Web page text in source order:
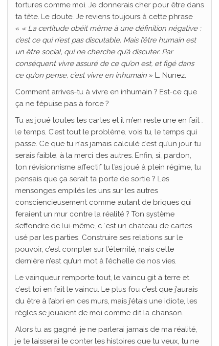
tortures comme moi. Je donnerais cher pour être dans
ta tête. Le doute. Je reviens toujours à cette phrase
« « La certitude obéit même à une définition négative :
c’est ce qui n’est pas discutable. Mais l’être humain est
un être social, qui ne cherche qu’à discuter. Par
conséquent vivre assuré de ce qu’on est, et figé dans
ce qu’on pense, c’est vivre en inhumain » L. Nunez.
Comment arrives-tu à vivre en inhumain ? Est-ce que
ça ne t’épuise pas à force ?
Tu as joué toutes tes cartes et il m’en reste une en fait :
le temps. C’est tout le problème, vois tu, le temps qui
passe. Ce que tu n’as jamais calculé c’est qu’un jour tu
serais faible, à la merci des autres. Enfin, si, pardon,
ton révisionnisme affectif tu l’as joué à plein régime, tu
pensais que ça serait ta porte de sortie ? Les
mensonges empilés les uns sur les autres
consciencieusement comme autant de briques qui
feraient un mur contre la réalité ? Ton système
s’effondre de lui-même, c ‘est un chateau de cartes
usé par les parties. Construire ses relations sur le
pouvoir, c’est compter sur l’éternité, mais cette
dernière n’est qu’un mot à l’échelle de nos vies.
Le vainqueur remporte tout, le vaincu git à terre et
c’est toi en fait le vaincu. Le plus fou c’est que j’aurais
du être à l’abri en ces murs, mais j’étais une idiote, les
règles se jouaient de moi comme dit la chanson.
Alors tu as gagné, je ne parlerai jamais de ma réalité,
je te laisserai te conter les histoires que tu veux, tu ne